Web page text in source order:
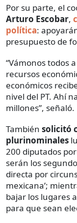
Por su parte, el
Arturo Escobar,
política:
presupuesto de
“Vámonos todos
recursos
económicos
nivel del PT. Ahí
millones”, señaló.
También solicitó
plurinominales
200 diputados
serán los
directa por
mexicana’;
bajar los lugares
para que sean